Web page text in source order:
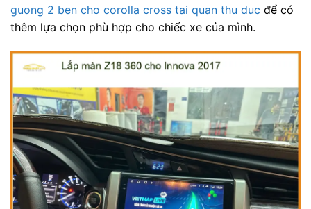
guong 2 ben cho corolla cross tai quan thu duc để có
thêm lựa chọn phù hợp cho chiếc xe của mình.